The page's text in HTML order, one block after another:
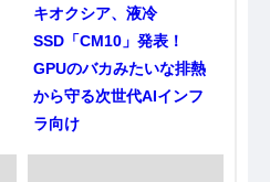
キオクシア、液冷
SSD「CM10」発表！
GPUのバカみたいな排熱
から守る次世代AIインフ
ラ向け